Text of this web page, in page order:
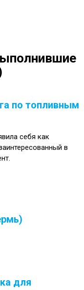
по топливным
себя как
в
для